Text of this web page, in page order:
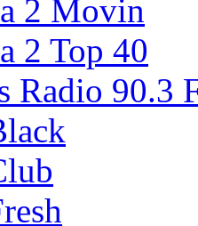
2 Movin
2 Top 40
Radio 90.3